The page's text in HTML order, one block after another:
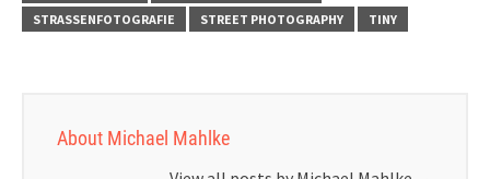
STRASSENFOTOGRAFIE
STREET PHOTOGRAPHY TINY
About Michael Mahlke